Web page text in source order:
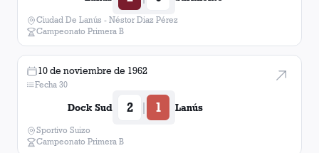
Ciudad De Lanús - Néstor Diaz Pérez
Campeonato Primera B
10 de noviembre de 1962
Fecha 30
Dock Sud 2 | 1 Lanús
Sportivo Suizo
Campeonato Primera B